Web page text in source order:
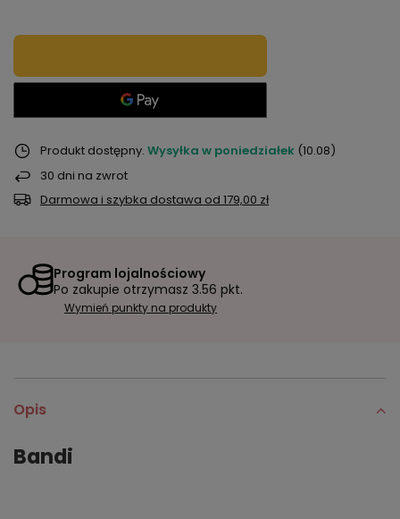
Produkt dostępny Wysyłka w poniedziałek (10.08)
30 dni na zwrot
Darmowa i szybka dostawa od 179,00 zł
Program lojalnościowy
Po zakupie otrzymasz 3.56 pkt.
Wymień punkty na produkty
Opis
Bandi